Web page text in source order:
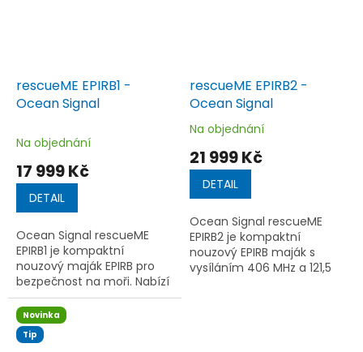
rescueME EPIRB1 -
Ocean Signal
Na objednání
17 999 Kč
DETAIL
Ocean Signal rescueME
EPIRB1 je kompaktní
nouzový maják EPIRB pro
bezpečnost na moři. Nabízí
66kanálovou GPS, vysílání
406/121,5 MHz, výsuvnou
anténu, 10letou baterii a
provoz...
rescueME EPIRB2 -
Ocean Signal
Průměrné
produktu
5,0
5
hvězdiček.
Na objednání
21 999 Kč
DETAIL
Ocean Signal rescueME
EPIRB2 je kompaktní
nouzový EPIRB maják s
vysíláním 406 MHz a 121,5
Novinka
Tip